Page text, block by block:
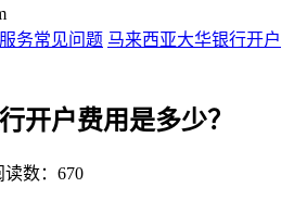
务常见问题 马来西亚大华银行开户
开户费用是多少？
读数：670